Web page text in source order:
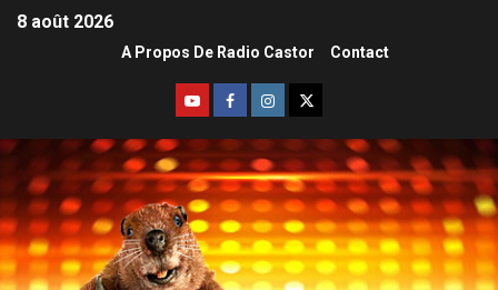
8 août 2026
A Propos De Radio Castor Contact